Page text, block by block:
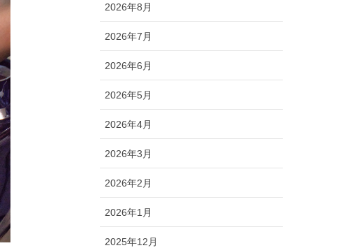
2026年8月
2026年7月
2026年6月
2026年5月
2026年4月
2026年3月
2026年2月
2026年1月
2025年12月